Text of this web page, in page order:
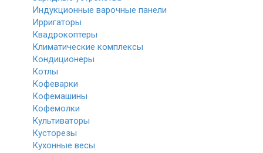
Индукционные варочные панели
Ирригаторы
Квадрокоптеры
Климатические комплексы
Кондиционеры
Котлы
Кофеварки
Кофемашины
Кофемолки
Культиваторы
Кусторезы
Кухонные весы